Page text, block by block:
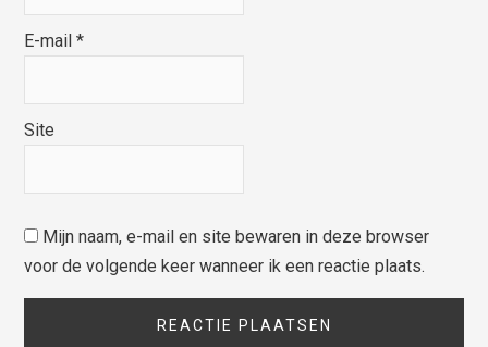
E-mail*
Site
Mijn naam, e-mail en site bewaren in deze browser
voor de volgende keer wanneer ik een reactie plaats.